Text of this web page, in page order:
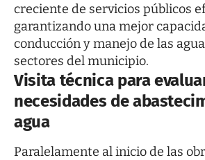
creciente de servicios públicos
garantizando una mejor
conducción y manejo de las
sectores del municipio.
Visita técnica para
necesidades de
agua
Paralelamente al inicio de las